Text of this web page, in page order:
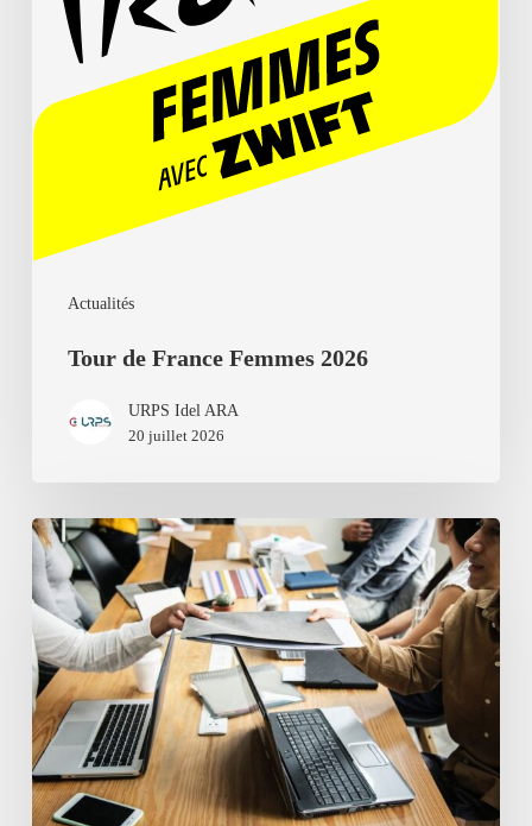
Actualités
Tour de France Femmes 2026
URPS Idel ARA
20 juillet 2026
Tout
savoir
sur
la
cessation
d’activité